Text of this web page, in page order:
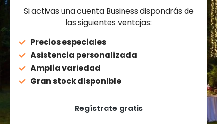
Si activas una cuenta Business dispondrás de
las siguientes ventajas:
Precios especiales
Asistencia personalizada
Amplia variedad
Gran stock disponible
Regístrate gratis